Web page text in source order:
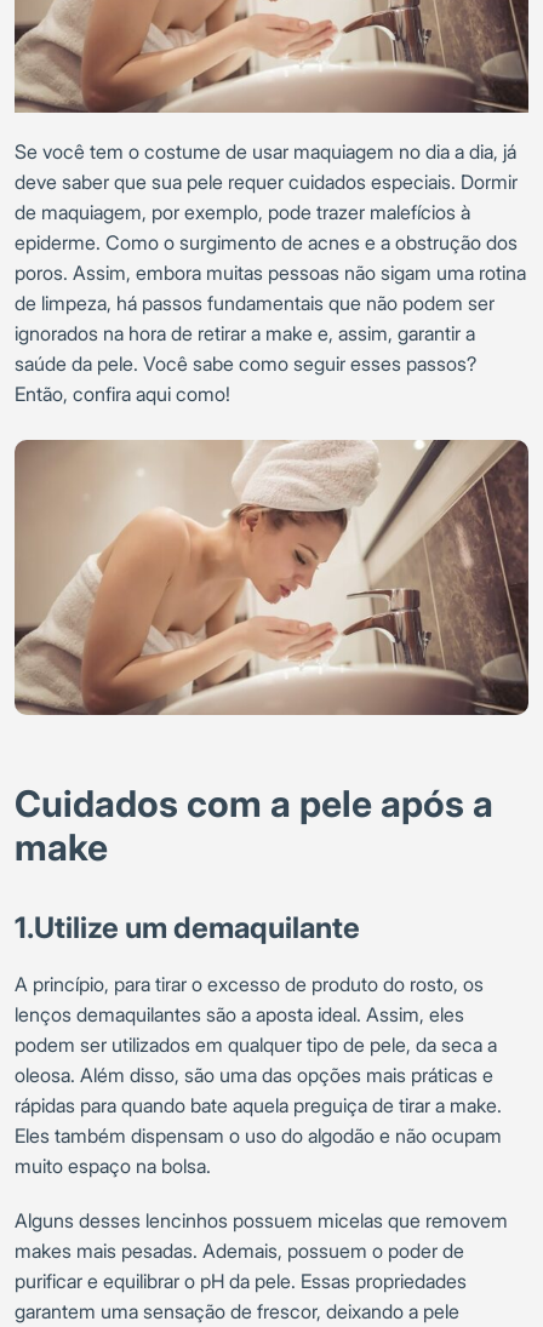
Se você tem o costume de usar maquiagem no dia a dia, já
deve saber que sua pele requer cuidados especiais. Dormir
de maquiagem, por exemplo, pode trazer malefícios à
epiderme. Como o surgimento de acnes e a obstrução dos
poros. Assim, embora muitas pessoas não sigam uma rotina
de limpeza, há passos fundamentais que não podem ser
ignorados na hora de retirar a make e, assim, garantir a
saúde da pele. Você sabe como seguir esses passos?
Então, confira aqui como!
Cuidados com a pele após a
make
1.Utilize um demaquilante
A princípio, para tirar o excesso de produto do rosto, os
lenços demaquilantes são a aposta ideal. Assim, eles
podem ser utilizados em qualquer tipo de pele, da seca a
oleosa. Além disso, são uma das opções mais práticas e
rápidas para quando bate aquela preguiça de tirar a make.
Eles também dispensam o uso do algodão e não ocupam
muito espaço na bolsa.
Alguns desses lencinhos possuem micelas que removem
makes mais pesadas. Ademais, possuem o poder de
purificar e equilibrar o pH da pele. Essas propriedades
garantem uma sensação de frescor, deixando a pele